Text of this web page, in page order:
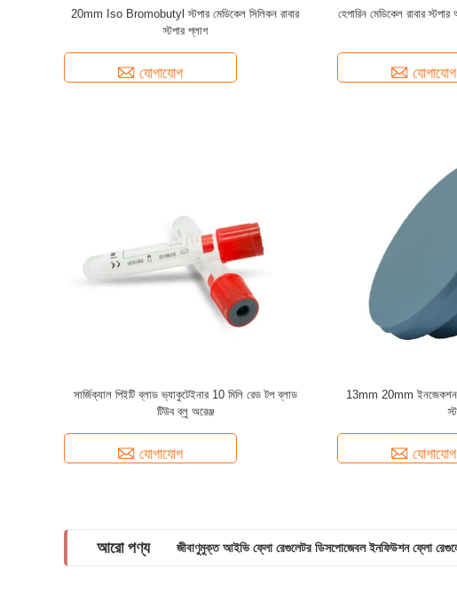
20mm Iso Bromobutyl স্টপার মেডিকেল সিলিকন রাবার
স্টপার প্লাগ
যোগাযোগ
হেপারিন মেডিকেল রাবার
যোগাযোগ
সার্জিক্যাল পিইটি ব্লাড ভ্যাকুটেইনার 10 মিলি রেড টপ ব্লাড
টিউব ব্লু অরেঞ্জ
যোগাযোগ
13mm 20mm ইনজেকশন
যোগাযোগ
আরো পণ্য জীবাণুমুক্ত আইভি ফ্লো রেগুলেটর ডিসপোজেবল ইনফিউশন ফ্লো